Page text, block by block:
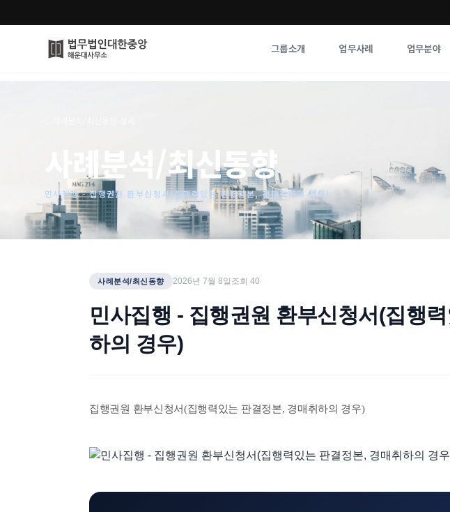
그룹소개 업무사례 업무분야
사례분석/최신동향
법률정보
법률지식인
고객후기
사례분석/최신동향
민사집행 - 집행권원 환부신청서(집행력있는 판결정본, 경매취하의 경우)
사례분석/최신동향 2026년 7월 8일 조회 40
민사집행 - 집행권원 환부신청서(집행
하의 경우)
집행권원 환부신청서(집행력있는 판결정본, 경매취하의 경우)